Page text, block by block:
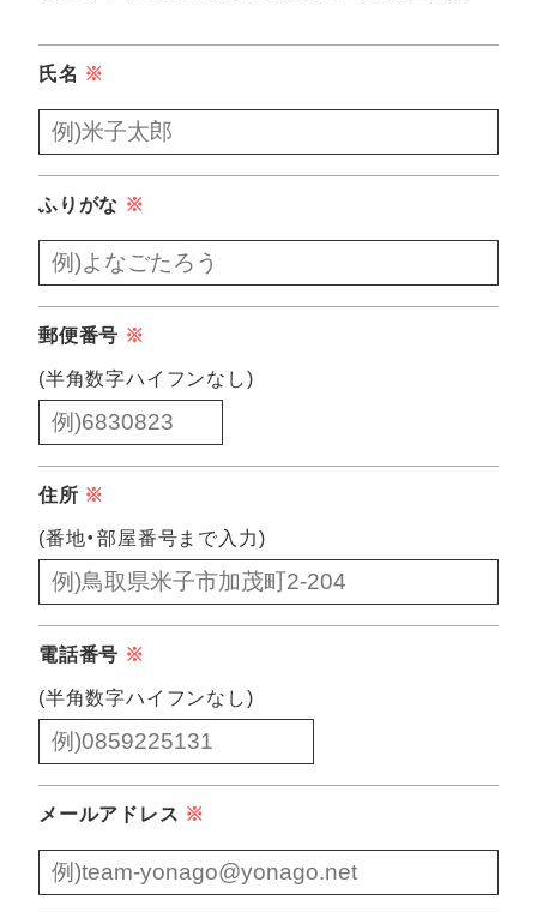
氏名 ※
ふりがな ※
郵便番号 ※
(半角数字ハイフンなし)
住所 ※
(番地・部屋番号まで入力)
電話番号 ※
(半角数字ハイフンなし)
メールアドレス ※